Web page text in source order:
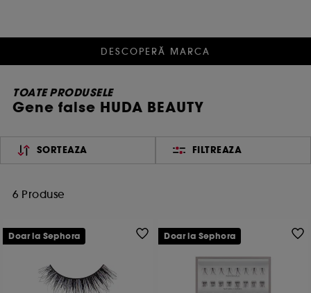
DESCOPERĂ MARCA
TOATE PRODUSELE
Gene false HUDA BEAUTY
SORTEAZA FILTREAZA
6 Produse
Doar la Sephora Doar la Sephora